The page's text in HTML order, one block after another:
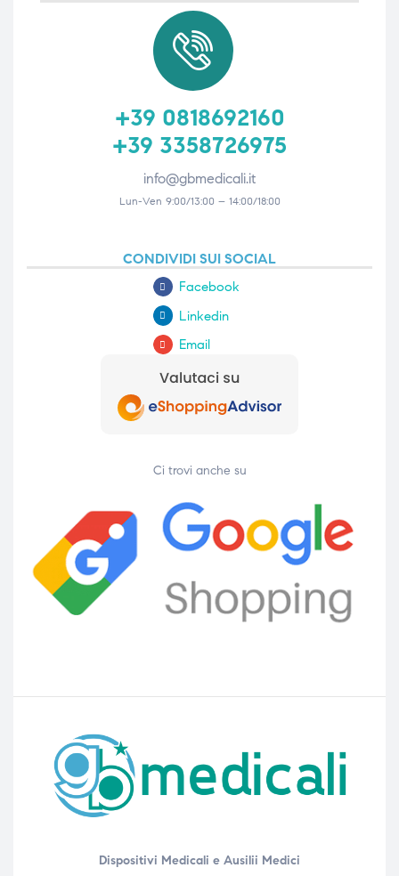
+39 0818692160
+39 3358726975
info@gbmedicali.it
Lun-Ven 9:00/13:00 – 14:00/18:00
CONDIVIDI SUI SOCIAL
Facebook
Linkedin
Email
Ci trovi anche su
Dispositivi Medicali e Ausilii Medici